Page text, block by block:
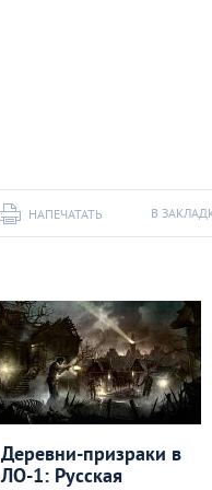
В
НАПЕЧАТАТЬ
Деревни-призраки в
ЛО-1: Русская